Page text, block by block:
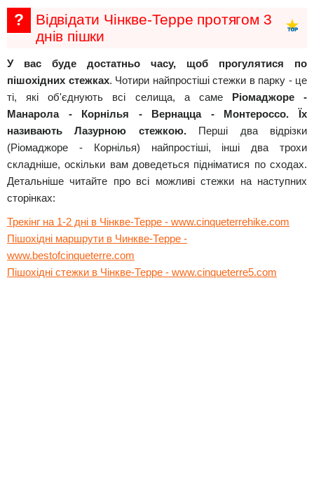
?
Відвідати Чінкве-Терре протягом 3
днів пішки
У вас буде достатньо часу, щоб прогулятися по
пішохідних стежках. Чотири найпростіші стежки в парку - це
ті, які об'єднують всі селища, а саме Ріомаджоре -
Манарола - Корнілья - Вернацца - Монтероссо. Їх
називають Лазурною стежкою.Перші два відрізки
(Ріомаджоре - Корнілья) найпростіші, інші два трохи
складніше, оскільки вам доведеться підніматися по сходах.
Детальніше читайте про всі можливі стежки на наступних
сторінках:
Трекінг на 1-2 дні в Чінкве-Терре - www.cinqueterrehike.com
Пішохідні маршрути в Чинкве-Терре -
www.bestofcinqueterre.com
Пішохідні стежки в Чінкве-Терре - www.cinqueterre5.com